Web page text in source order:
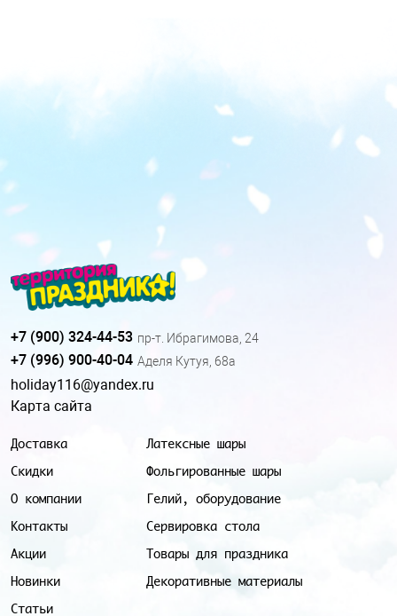
Доставка
Скидки
О компании
Контакты
Акции
Новинки
Статьи
Латексные шары
Фольгированные шары
Гелий, оборудование
Сервировка стола
Товары для праздника
Декоративные материалы
+7 (900) 324-44-53 пр-т. Ибрагимова, 24
+7 (996) 900-40-04 Аделя Кутуя, 68а
holiday116@yandex.ru
Карта сайта